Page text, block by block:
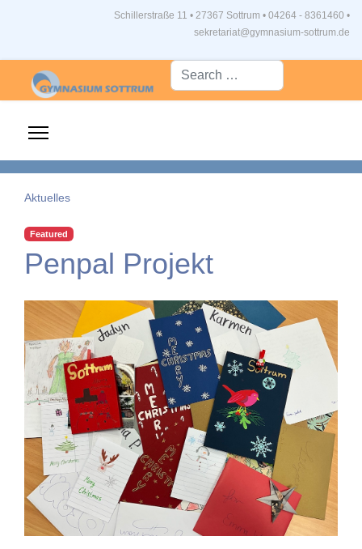
Schillerstraße 11 • 27367 Sottrum • 04264 - 8361460 •
sekretariat@gymnasium-sottrum.de
Suche...
Aktuelles
Featured
Penpal Projekt